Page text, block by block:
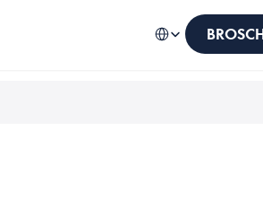
Select Language
German